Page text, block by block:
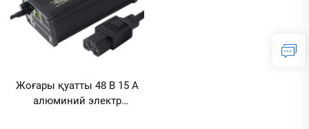
Жоғары қуатты 48 В 15 А
алюминий электр